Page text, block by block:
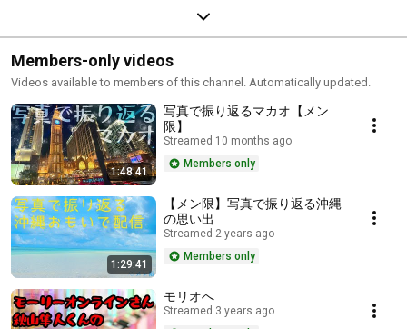
Members-only videos
Videos available to members of this channel. Automatically updated.
1:48:41
写真で振り返るマカオ【メン
限】
Streamed 10 months ago
Members only
1:29:41
【メン限】写真で振り返る沖縄
の思い出
Streamed 2 years ago
Members only
モリオへ
Streamed 3 years ago